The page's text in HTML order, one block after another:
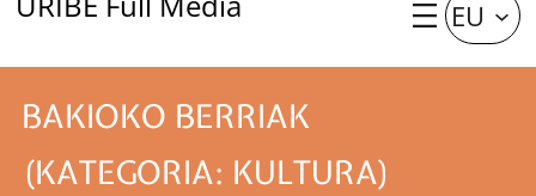
EU
BAKIOKO BERRIAK
(KATEGORIA: KULTURA)